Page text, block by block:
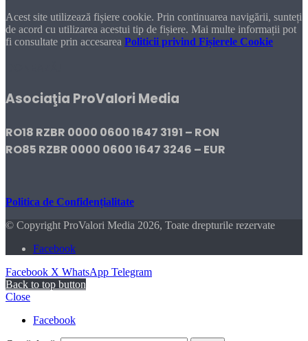
Acest site utilizează fișiere cookie. Prin continuarea navigării, sunteți
de acord cu utilizarea acestui tip de fișiere. Mai multe informații pot
fi consultate prin accesarea Politicii privind Fișierele Cookie
Asociaţia ProValori Media
RO18 RZBR 0000 0600 1647 3191 – RON
RO85 RZBR 0000 0600 1647 3246 – EUR
Politica de Confidențialitate
© Copyright ProValori Media 2026, Toate drepturile rezervate
Facebook
Facebook X WhatsApp Telegram
Back to top button
Close
Facebook